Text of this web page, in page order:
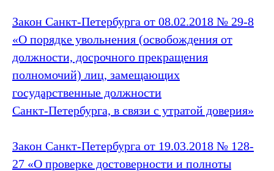
Закон Санкт‑Петербурга от 08.02.2018 № 29-8
«О порядке увольнения (освобождения от
должности, досрочного прекращения
полномочий) лиц, замещающих
государственные должности
Санкт‑Петербурга, в связи с утратой доверия»
Закон Санкт‑Петербурга от 19.03.2018 № 128-
27 «О проверке достоверности и полноты